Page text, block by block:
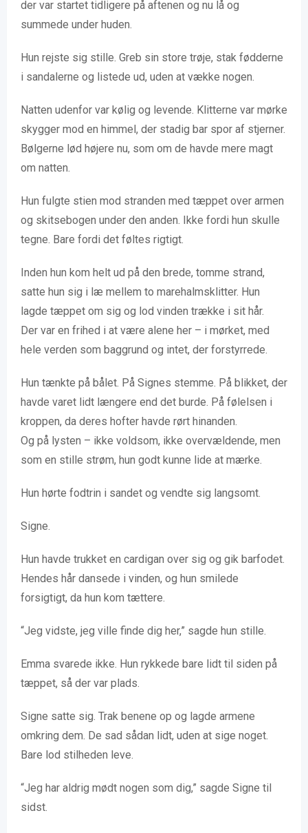
der var startet tidligere på aftenen og nu lå og
summede under huden.
Hun rejste sig stille. Greb sin store trøje, stak fødderne
i sandalerne og listede ud, uden at vække nogen.
Natten udenfor var kølig og levende. Klitterne var mørke
skygger mod en himmel, der stadig bar spor af stjerner.
Bølgerne lød højere nu, som om de havde mere magt
om natten.
Hun fulgte stien mod stranden med tæppet over armen
og skitsebogen under den anden. Ikke fordi hun skulle
tegne. Bare fordi det føltes rigtigt.
Inden hun kom helt ud på den brede, tomme strand,
satte hun sig i læ mellem to marehalmsklitter. Hun
lagde tæppet om sig og lod vinden trække i sit hår.
Der var en frihed i at være alene her – i mørket, med
hele verden som baggrund og intet, der forstyrrede.
Hun tænkte på bålet. På Signes stemme. På blikket, der
havde varet lidt længere end det burde. På følelsen i
kroppen, da deres hofter havde rørt hinanden.
Og på lysten – ikke voldsom, ikke overvældende, men
som en stille strøm, hun godt kunne lide at mærke.
Hun hørte fodtrin i sandet og vendte sig langsomt.
Signe.
Hun havde trukket en cardigan over sig og gik barfodet.
Hendes hår dansede i vinden, og hun smilede
forsigtigt, da hun kom tættere.
“Jeg vidste, jeg ville finde dig her,” sagde hun stille.
Emma svarede ikke. Hun rykkede bare lidt til siden på
tæppet, så der var plads.
Signe satte sig. Trak benene op og lagde armene
omkring dem. De sad sådan lidt, uden at sige noget.
Bare lod stilheden leve.
“Jeg har aldrig mødt nogen som dig,” sagde Signe til
sidst.